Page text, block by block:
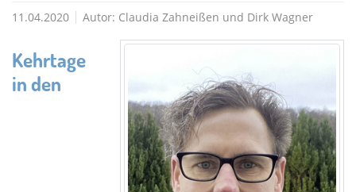
11.04.2020 Autor: Claudia Zahneißen und Dirk Wagner
Kehrtage
in den